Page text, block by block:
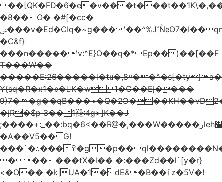
�8�� O� �#[�cc�
ݾ���v�Ed�CIq�~g���'��^%JߵǸeO7�I��qmG��
�C&f}
���n�����'v:^E}O��q�*Ep��
T���W��
�����E:26�����i�tu�,ײ8��^�s[�ty}a����ǉ��<���<�
Y{sq�R�x1�c�񛍜K�w1�C��Ej����
�jR�$p 3�� 1褪:4g>]K��J
;����+:_��:bq�6<��R@�,���W�����رleh΃'��>�n�]�L�_.&��^�YR��M��q��ݴ�/
�A��V5��G!
���`�∴���ߐ�g�p��ql��������N�Lm����͖v$�f��u�C��j���
��� ���tX�l�� �:���Zd��l`[y�r}
<�O�� �k|UA�1�dE&�B��ٱz�5V�!